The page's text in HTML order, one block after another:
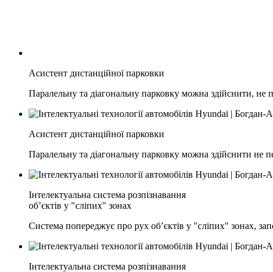
Асистент дистанційної парковки
Паралельну та діагональну парковку можна здійснити,
Асистент дистанційної парковки
Паралельну та діагональну парковку можна здійснити
Інтелектуальна система розпізнавання
об’єктів у "сліпих" зонах
Система попереджує про рух об’єктів у "сліпих" зонах,
Інтелектуальна система розпізнавання